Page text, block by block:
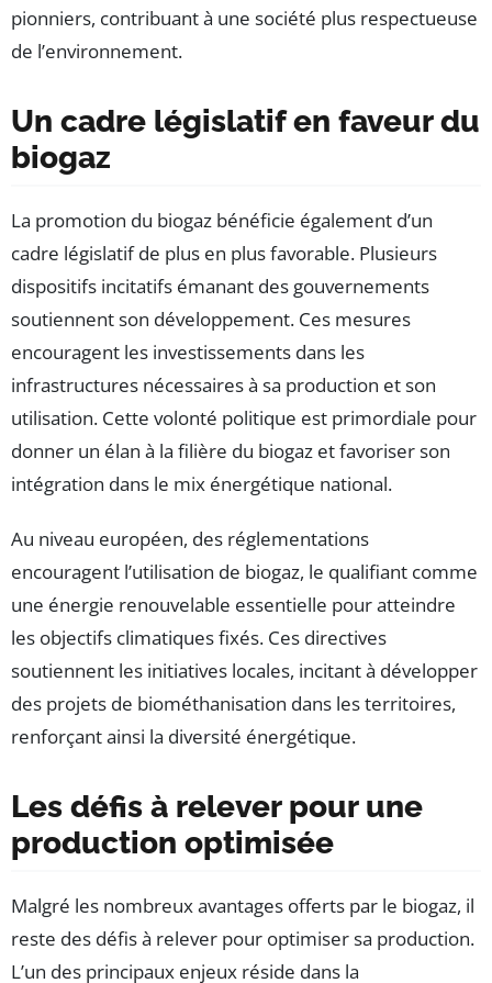
pionniers, contribuant à une société plus respectueuse
de l’environnement.
Un cadre législatif en faveur du
biogaz
La promotion du biogaz bénéficie également d’un
cadre législatif de plus en plus favorable. Plusieurs
dispositifs incitatifs émanant des gouvernements
soutiennent son développement. Ces mesures
encouragent les investissements dans les
infrastructures nécessaires à sa production et son
utilisation. Cette volonté politique est primordiale pour
donner un élan à la filière du biogaz et favoriser son
intégration dans le mix énergétique national.
Au niveau européen, des réglementations
encouragent l’utilisation de biogaz, le qualifiant comme
une énergie renouvelable essentielle pour atteindre
les objectifs climatiques fixés. Ces directives
soutiennent les initiatives locales, incitant à développer
des projets de biométhanisation dans les territoires,
renforçant ainsi la diversité énergétique.
Les défis à relever pour une
production optimisée
Malgré les nombreux avantages offerts par le biogaz, il
reste des défis à relever pour optimiser sa production.
L’un des principaux enjeux réside dans la